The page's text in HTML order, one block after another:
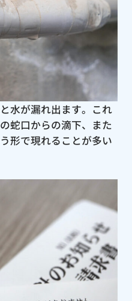
水が漏れ出ます。これ
蛇口からの滴下、また
形で現れることが多い